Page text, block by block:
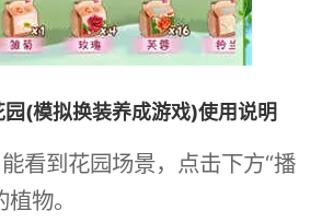
(模拟换装养成游戏)使用说明
看到花园场景，点击下方“播
物。